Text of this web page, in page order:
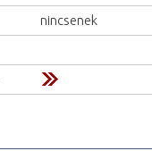
nincsenek